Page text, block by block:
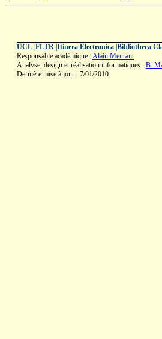
UCL FLTR Itinera Electronica Bibliotheca
Responsable académique :Alain Meurant
Analyse, design et réalisation informatiques : B.
Dernière mise à jour : 7/01/2010